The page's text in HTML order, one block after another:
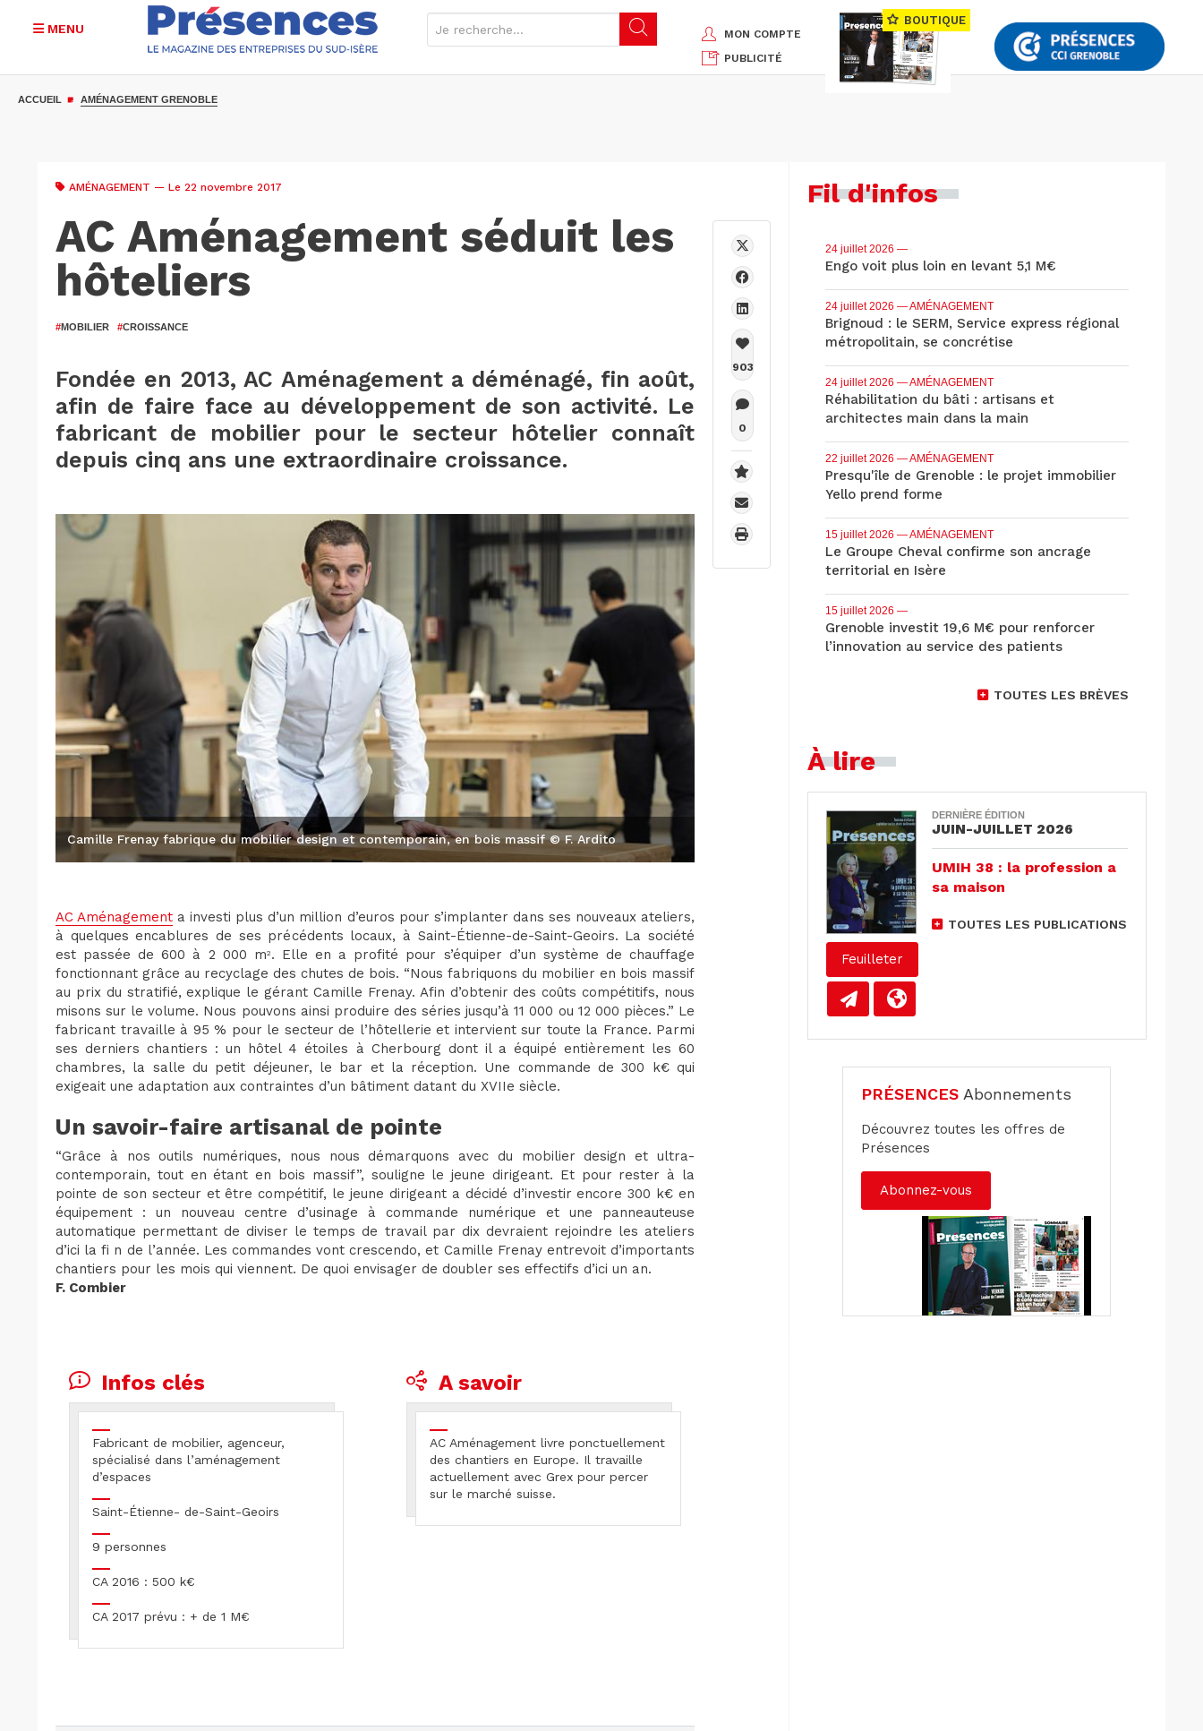
MENU
MON COMPTE
PUBLICITÉ
BOUTIQUE
ACCUEIL AMÉNAGEMENT GRENOBLE
AMÉNAGEMENT — Le 22 novembre 2017
AC Aménagement séduit les
hôteliers
#MOBILIER #CROISSANCE
Fondée en 2013, AC Aménagement a déménagé, fin août,
afin de faire face au développement de son activité. Le
fabricant de mobilier pour le secteur hôtelier connaît
depuis cinq ans une extraordinaire croissance.
Camille Frenay fabrique du mobilier design et contemporain, en bois massif © F. Ardito
AC Aménagement a investi plus d’un million d’euros pour s’implanter dans ses nouveaux ateliers,
à quelques encablures de ses précédents locaux, à Saint-Étienne-de-Saint-Geoirs. La société
est passée de 600 à 2 000 m2 . Elle en a profité pour s’équiper d’un système de chauffage
fonctionnant grâce au recyclage des chutes de bois. “Nous fabriquons du mobilier en bois massif
au prix du stratifié, explique le gérant Camille Frenay. Afin d’obtenir des coûts compétitifs, nous
misons sur le volume. Nous pouvons ainsi produire des séries jusqu’à 11 000 ou 12 000 pièces.” Le
fabricant travaille à 95 % pour le secteur de l’hôtellerie et intervient sur toute la France. Parmi
ses derniers chantiers : un hôtel 4 étoiles à Cherbourg dont il a équipé entièrement les 60
chambres, la salle du petit déjeuner, le bar et la réception. Une commande de 300 k€ qui
exigeait une adaptation aux contraintes d’un bâtiment datant du XVIIe siècle.
Un savoir-faire artisanal de pointe
“Grâce à nos outils numériques, nous nous démarquons avec du mobilier design et ultra-
contemporain, tout en étant en bois massif”, souligne le jeune dirigeant. Et pour rester à la
pointe de son secteur et être compétitif, le jeune dirigeant a décidé d’investir encore 300 k€ en
équipement : un nouveau centre d’usinage à commande numérique et une panneauteuse
automatique permettant de diviser le temps de travail par dix devraient rejoindre les ateliers
d’ici la fi n de l’année. Les commandes vont crescendo, et Camille Frenay entrevoit d’importants
chantiers pour les mois qui viennent. De quoi envisager de doubler ses effectifs d’ici un an.
F. Combier
Infos clés
Fabricant de mobilier, agenceur,
spécialisé dans l’aménagement
d’espaces
Saint-Étienne- de-Saint-Geoirs
9 personnes
CA 2016 : 500 k€
CA 2017 prévu : + de 1 M€
A savoir
AC Aménagement livre ponctuellement
des chantiers en Europe. Il travaille
actuellement avec Grex pour percer
sur le marché suisse.
903
0
Fil d'infos
24 juillet 2026 —
Engo voit plus loin en levant 5,1 M€
24 juillet 2026 — AMÉNAGEMENT
Brignoud : le SERM, Service express régional
métropolitain, se concrétise
24 juillet 2026 — AMÉNAGEMENT
Réhabilitation du bâti : artisans et
architectes main dans la main
22 juillet 2026 — AMÉNAGEMENT
Presqu'île de Grenoble : le projet immobilier
Yello prend forme
15 juillet 2026 — AMÉNAGEMENT
Le Groupe Cheval confirme son ancrage
territorial en Isère
15 juillet 2026 —
Grenoble investit 19,6 M€ pour renforcer
l’innovation au service des patients
TOUTES LES BRÈVES
À lire
Feuilleter
DERNIÈRE ÉDITION
JUIN-JUILLET 2026
UMIH 38 : la profession a
sa maison
TOUTES LES PUBLICATIONS
PRÉSENCES Abonnements
Découvrez toutes les offres de
Présences
Abonnez-vous